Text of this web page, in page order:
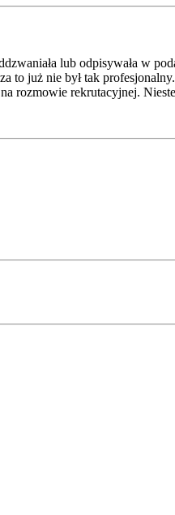
lub odpisywała w
to już nie był tak
rozmowie rekrutacyjnej.